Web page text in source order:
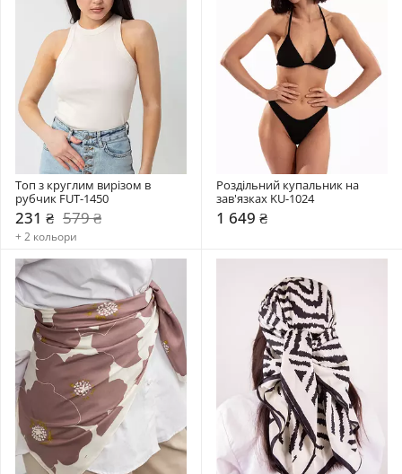
Топ з круглим вирізом в
рубчик FUT-1450
231 ₴ 579 ₴
+ 2 кольори
Роздільний купальник на
зав'язках KU-1024
1 649 ₴